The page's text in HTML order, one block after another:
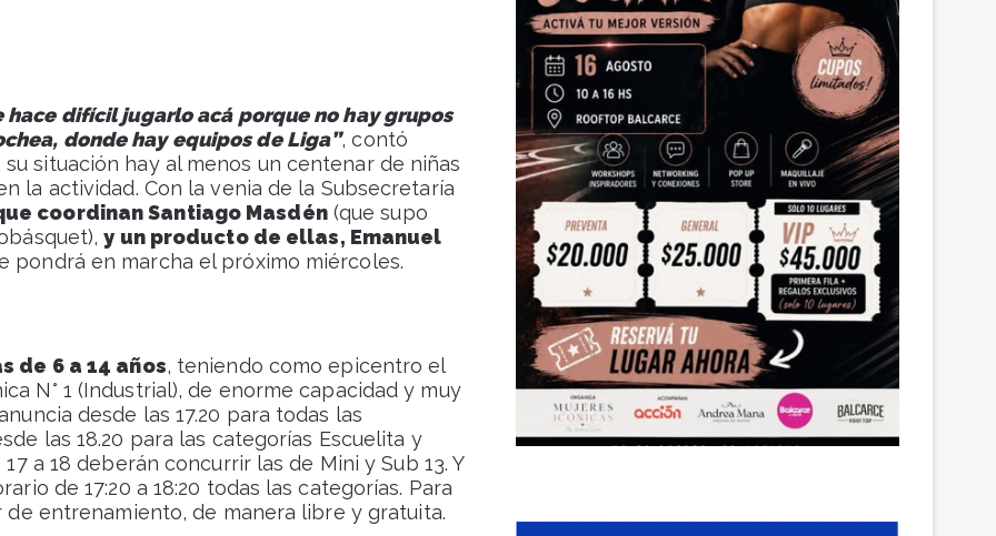
hace difícil jugarlo acá porque no hay grupos
donde hay equipos de Liga”, contó
su situación hay al menos un centenar de niñas
la actividad. Con la venia de la Subsecretaría
coordinan Santiago Masdén(que supo
y un producto de ellas, Emanuel
pondrá en marcha el próximo miércoles.
de 6 a 14 años, teniendo como epicentro el
N° 1 (Industrial), de enorme capacidad y muy
desde las 17.20 para todas las
las 18.20 para las categorías Escuelita y
a 18 deberán concurrir las de Mini y Sub 13. Y
de 17:20 a 18:20 todas las categorías. Para
entrenamiento, de manera libre y gratuita.